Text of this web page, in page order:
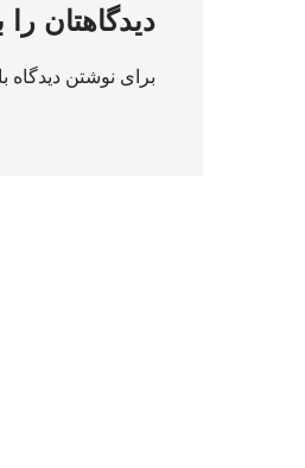
دیدگاهتان را
برای نوشتن دیدگاه